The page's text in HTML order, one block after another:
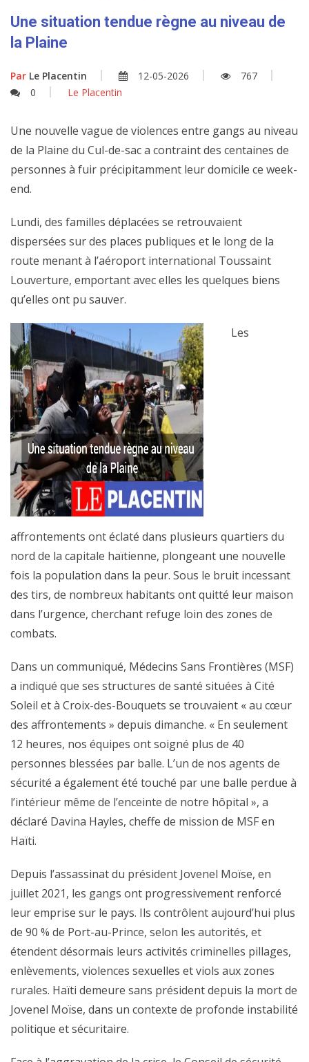
Une situation tendue règne au niveau de
la Plaine
Par Le Placentin 12-05-2026
767
0
Le Placentin
Une nouvelle vague de violences entre gangs au niveau
de la Plaine du Cul-de-sac a contraint des centaines de
personnes à fuir précipitamment leur domicile ce week-
end.
Lundi, des familles déplacées se retrouvaient
dispersées sur des places publiques et le long de la
route menant à l’aéroport international Toussaint
Louverture, emportant avec elles les quelques biens
qu’elles ont pu sauver.
Les
affrontements ont éclaté dans plusieurs quartiers du
nord de la capitale haïtienne, plongeant une nouvelle
fois la population dans la peur. Sous le bruit incessant
des tirs, de nombreux habitants ont quitté leur maison
dans l’urgence, cherchant refuge loin des zones de
combats.
Dans un communiqué, Médecins Sans Frontières (MSF)
a indiqué que ses structures de santé situées à Cité
Soleil et à Croix-des-Bouquets se trouvaient « au cœur
des affrontements » depuis dimanche. « En seulement
12 heures, nos équipes ont soigné plus de 40
personnes blessées par balle. L’un de nos agents de
sécurité a également été touché par une balle perdue à
l’intérieur même de l’enceinte de notre hôpital », a
déclaré Davina Hayles, cheffe de mission de MSF en
Haïti.
Depuis l’assassinat du président Jovenel Moïse, en
juillet 2021, les gangs ont progressivement renforcé
leur emprise sur le pays. Ils contrôlent aujourd’hui plus
de 90 % de Port-au-Prince, selon les autorités, et
étendent désormais leurs activités criminelles pillages,
enlèvements, violences sexuelles et viols aux zones
rurales. Haïti demeure sans président depuis la mort de
Jovenel Moïse, dans un contexte de profonde instabilité
politique et sécuritaire.